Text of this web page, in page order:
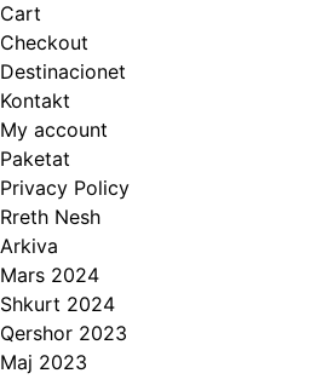
Cart
Checkout
Destinacionet
Kontakt
My account
Paketat
Privacy Policy
Rreth Nesh
Arkiva
Mars 2024
Shkurt 2024
Qershor 2023
Maj 2023